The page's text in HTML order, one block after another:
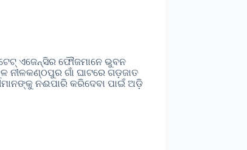
ଏଜେନ୍ସିର ଫୌଜମାନେ ଭୁବନ
ନୀଳକଣ୍ଠପୁର ଗାଁ ଘାଟରେ ଗଡ଼ଜାତ
ନଈପାରି କରିଦେବା ପାଇଁ ଅଡ଼ି